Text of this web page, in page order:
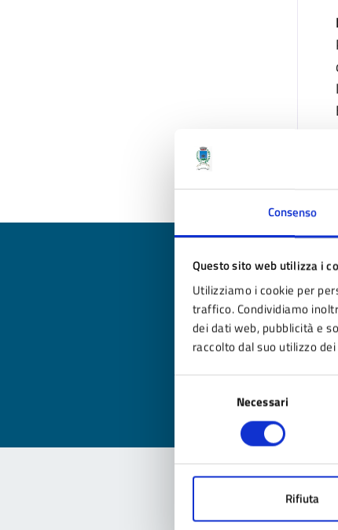
Consenso
Questo sito web utilizza i
Utilizziamo i cookie per
traffico. Condividiamo
dei dati web, pubblicità e
raccolto dal suo utilizzo
Necessari
Rifiuta